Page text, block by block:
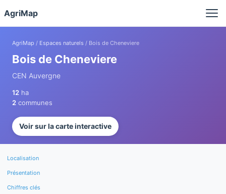
AgriMap
AgriMap / Espaces naturels / Bois de Cheneviere
Bois de Cheneviere
CEN Auvergne
12 ha
2 communes
Voir sur la carte interactive
Localisation
Présentation
Chiffres clés